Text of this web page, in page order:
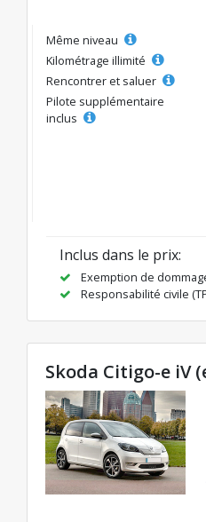
Même niveau
Kilométrage illimité
Rencontrer et saluer
Pilote supplémentaire
inclus
Inclus dans le prix:
Exemption de
Responsabilité civile
Skoda Citigo-e iV